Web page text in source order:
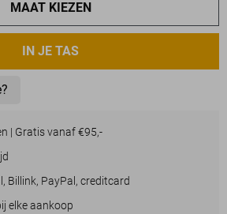
MAAT KIEZEN
IN JE TAS
| Gratis vanaf €95,-
Billink, PayPal, creditcard
elke aankoop